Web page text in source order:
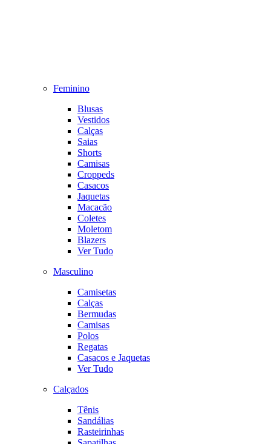
Feminino
Blusas
Vestidos
Calças
Saias
Shorts
Camisas
Croppeds
Casacos
Jaquetas
Macacão
Coletes
Moletom
Blazers
Ver Tudo
Masculino
Camisetas
Calças
Bermudas
Camisas
Polos
Regatas
Casacos e Jaquetas
Ver Tudo
Calçados
Tênis
Sandálias
Rasteirinhas